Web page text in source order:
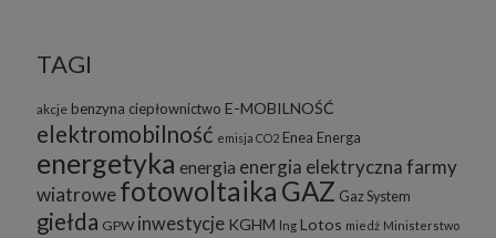
TAGI
akcje benzyna ciepłownictwo E-MOBILNOŚĆ
elektromobilność emisja CO2 Enea Energa
energetyka energia energia elektrycznafarmy
wiatrowefotowoltaika GAZ Gaz System
giełda GPW inwestycje KGHM lng Lotos miedź Ministerstwo